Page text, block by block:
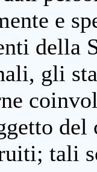
e
della
gli
tali